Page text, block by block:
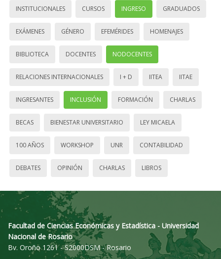
INSTITUCIONALES CURSOS INGRESO GRADUADOS
EXÁMENES GÉNERO EFEMÉRIDES HOMENAJES
BIBLIOTECA DOCENTES NODOCENTES
RELACIONES INTERNACIONALES I + D IITEA IITAE
INGRESANTES INCLUSIÓN FORMACIÓN CHARLAS
BECAS BIENESTAR UNIVERSITARIO LEY MICAELA
100 AÑOS WORKSHOP UNR CONTABILIDAD
DEBATES OPINIÓN CHARLAS LIBROS
Facultad de Ciencias Económicas y Estadística - Universidad
Nacional de Rosario
Bv. Oroño 1261 - S2000DSM - Rosario